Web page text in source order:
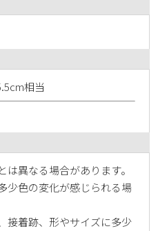
相当
異なる場合があります。
少色の変化が感じられる場
接着跡、形やサイズに多少